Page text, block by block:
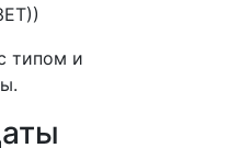
типом и